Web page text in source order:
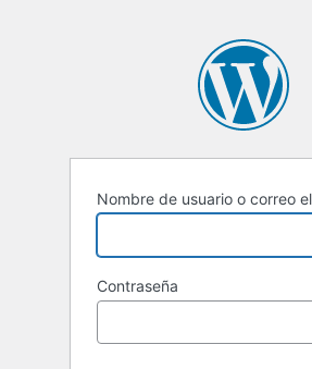
Nombre de usuario o correo
Contraseña